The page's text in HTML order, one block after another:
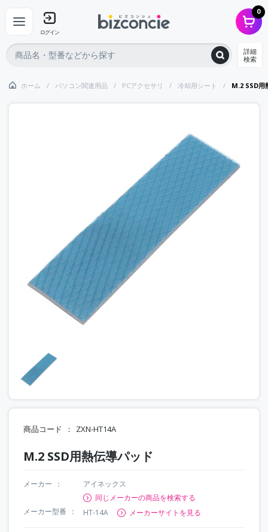
ログイン
0
詳細
検索
ホーム パソコン関連用品 PCアクセサリ 冷却用シート M.2 SSD用
商品コード ZXN-HT14A
M.2 SSD用熱伝導パッド
メーカー
アイネックス
同じメーカーの商品を検索する
メーカー型番
HT-14A メーカーサイトを見る